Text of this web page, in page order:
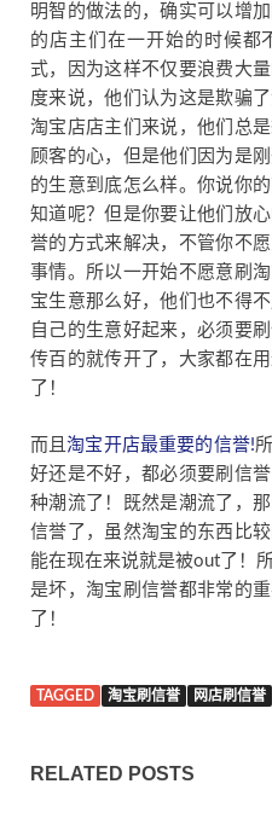
明智的做法的，确实可以增
的店主们在一开始的时候都
式，因为这样不仅要浪费大
度来说，他们认为这是欺骗
淘宝店店主们来说，他们总
顾客的心，但是他们因为是
的生意到底怎么样。你说你
知道呢？但是你要让他们放
誉的方式来解决，不管你不
事情。所以一开始不愿意刷
宝生意那么好，他们也不得
自己的生意好起来，必须要
传百的就传开了，大家都在
了！
而且淘宝开店最重要的信誉!
好还是不好，都必须要刷信
种潮流了！既然是潮流了，
信誉了，虽然淘宝的东西比
能在现在来说就是被out了！
是坏，淘宝刷信誉都非常的
了！
TAGGED 淘宝刷信誉 网店刷信誉
RELATED POSTS